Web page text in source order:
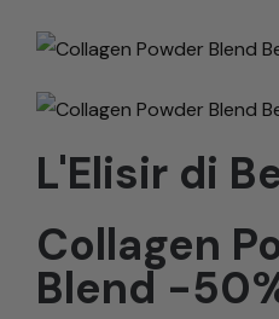
L'Elisir di
Collagen
Blend -